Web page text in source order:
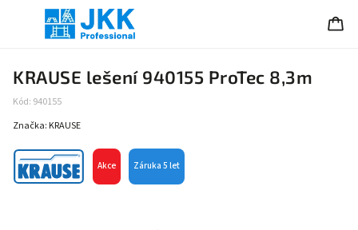
KRAUSE lešení 940155 ProTec 8,3m
Kód: 940155
Akce Záruka 5 let
Značka: KRAUSE